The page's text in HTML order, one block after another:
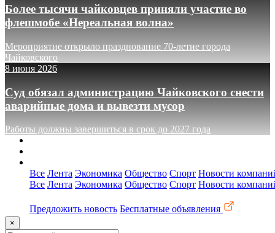
Более тысячи чайковцев приняли участие во
флешмобе «Нереальная волна»
Мероприятие открыло празднование 70-летие города
Чайковского
8 июня 2026
Суд обязал администрацию Чайковского снести
аварийные дома и вывезти мусор
Работы должны завершиться в срок до 2027 года
Все Лента Экономика Общество Спорт Новости
Все Лента Экономика Общество Спорт Новости
Предложить новость Бесплатные объявления
×